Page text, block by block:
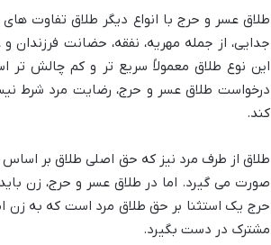
طلاق عسر و حرج با انواع دیگر طلاق تفاوت
جدایی، از جمله مهریه، نفقه، حضانت فرزندان
این نوع طلاق معمولاً سریع تر و کم چالش تر
درخواست طلاق عسر و حرج، رضایت مرد شرط
کند.
طلاق از طرف مرد نیز که حق اصلی طلاق بر اساس
صورت می گیرد. اما در طلاق عسر و حرج، زن
حرج یک استثنا بر حق طلاق مرد است که به زن
مشترک در دست بگیرد.